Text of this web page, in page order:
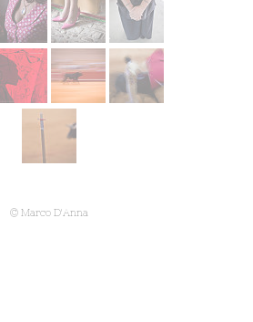
© Marco D'Anna